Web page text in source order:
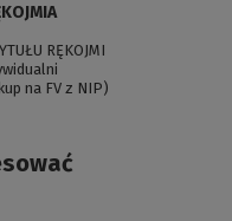
RĘKOJMI
na FV z NIP)